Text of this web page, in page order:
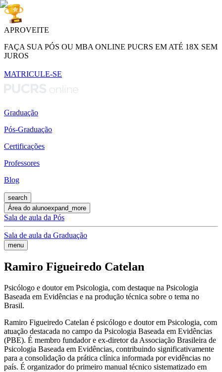
APROVEITE
FAÇA SUA PÓS OU MBA ONLINE PUCRS EM ATÉ 18X SEM
JUROS
MATRICULE-SE
Graduação
Pós-Graduação
Certificações
Professores
Blog
search
Área do alunoexpand_more
Sala de aula da Pós
Sala de aula da Graduação
menu
Ramiro Figueiredo Catelan
Psicólogo e doutor em Psicologia, com destaque na Psicologia
Baseada em Evidências e na produção técnica sobre o tema no
Brasil.
Ramiro Figueiredo Catelan é psicólogo e doutor em Psicologia, com
atuação destacada no campo da Psicologia Baseada em Evidências
(PBE). É membro fundador e ex-diretor da Associação Brasileira de
Psicologia Baseada em Evidências, contribuindo significativamente
para a consolidação da prática clínica informada por evidências no
país. É organizador do primeiro manual técnico sistematizado em